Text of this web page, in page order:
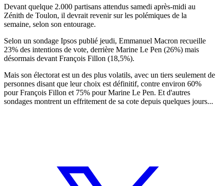
Devant quelque 2.000 partisans attendus samedi après-midi au
Zénith de Toulon, il devrait revenir sur les polémiques de la
semaine, selon son entourage.
Selon un sondage Ipsos publié jeudi, Emmanuel Macron recueille
23% des intentions de vote, derrière Marine Le Pen (26%) mais
désormais devant François Fillon (18,5%).
Mais son électorat est un des plus volatils, avec un tiers seulement de
personnes disant que leur choix est définitif, contre environ 60%
pour François Fillon et 75% pour Marine Le Pen. Et d'autres
sondages montrent un effritement de sa cote depuis quelques jours...